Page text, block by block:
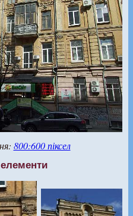
800:600 піксел